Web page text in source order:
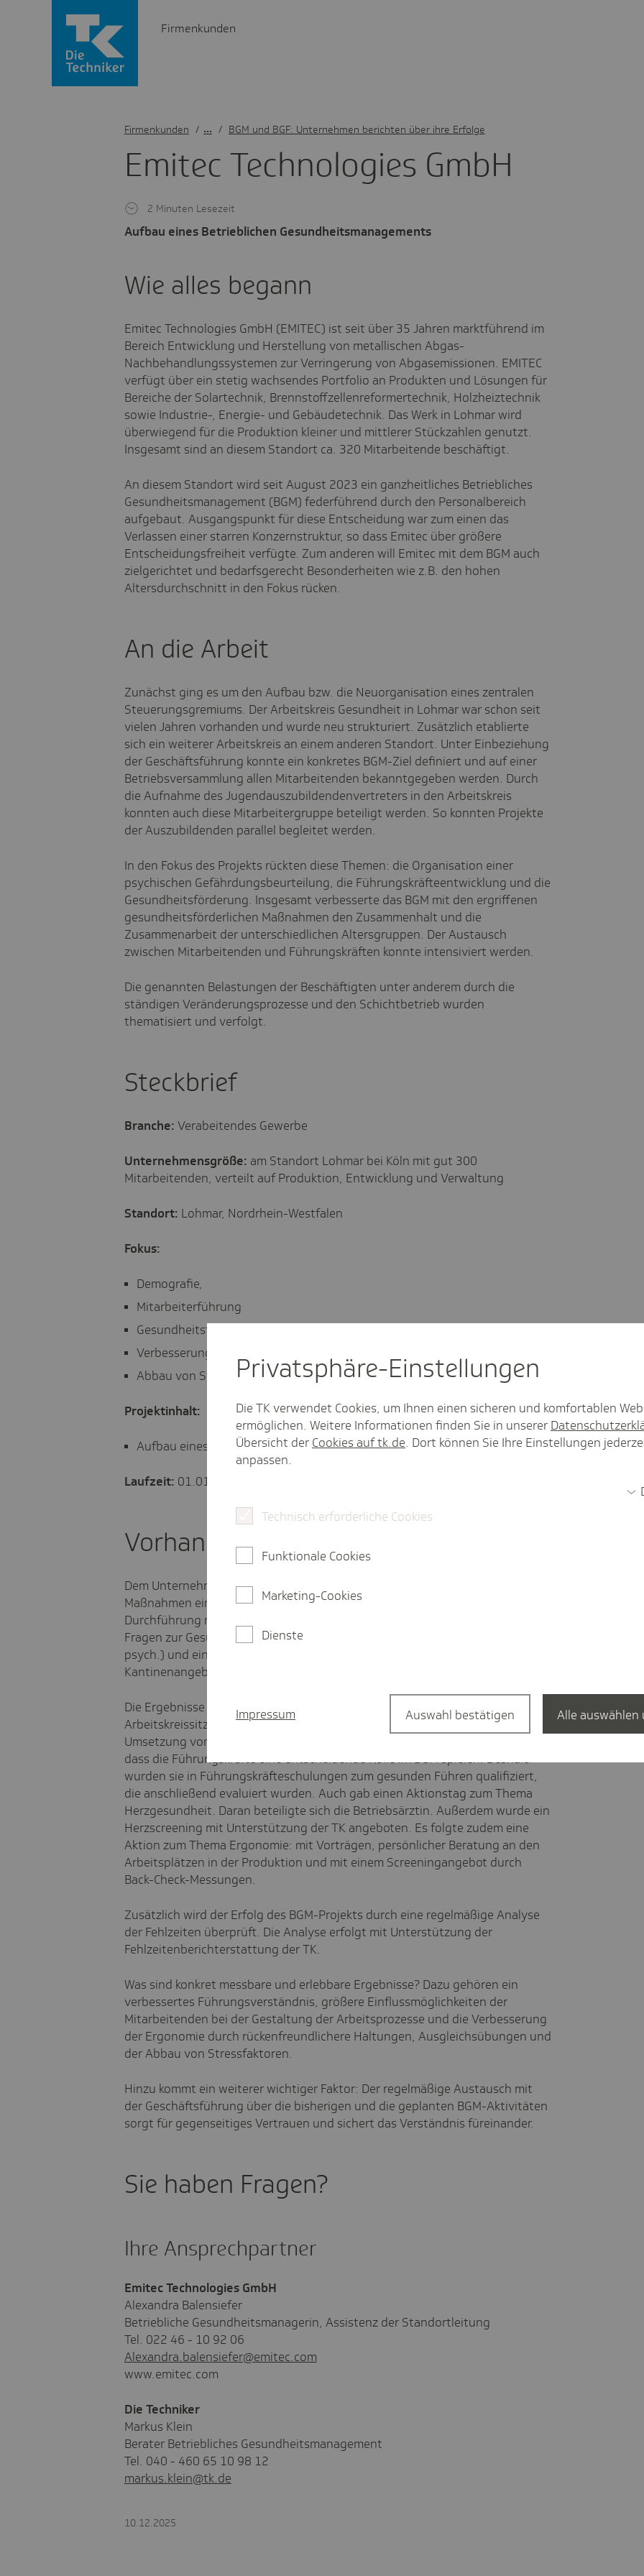
Firmenkunden
Emitec Tech­no­lo­gies GmbH
Aufbau eines Betrieblichen Gesundheitsmanagements
2 Minuten Lesezeit
Firmenkunden / BGM und BGF: Unternehmen berichten über ihre Erfolge
Wie alles begann
Emitec Technologies GmbH (EMITEC) ist seit über 35 Jahren marktführend im
Bereich Entwicklung und Herstellung von metallischen Abgas-
Nachbehandlungssystemen zur Verringerung von Abgasemissionen. EMITEC
verfügt über ein stetig wachsendes Portfolio an Produkten und Lösungen für
Bereiche der Solartechnik, Brennstoffzellenreformertechnik, Holzheiztechnik
sowie Industrie-, Energie- und Gebäudetechnik. Das Werk in Lohmar wird
überwiegend für die Produktion kleiner und mittlerer Stückzahlen genutzt.
Insgesamt sind an diesem Standort ca. 320 Mitarbeitende beschäftigt.
An diesem Standort wird seit August 2023 ein ganzheitliches Betriebliches
Gesundheitsmanagement (BGM) federführend durch den Personalbereich
aufgebaut. Ausgangspunkt für diese Entscheidung war zum einen das
Verlassen einer starren Konzernstruktur, so dass Emitec über größere
Entscheidungsfreiheit verfügte. Zum anderen will Emitec mit dem BGM auch
zielgerichtet und bedarfsgerecht Besonderheiten wie z.B. den hohen
Altersdurchschnitt in den Fokus rücken.
An die Arbeit
Zunächst ging es um den Aufbau bzw. die Neuorganisation eines zentralen
Steuerungsgremiums. Der Arbeitskreis Gesundheit in Lohmar war schon seit
vielen Jahren vorhanden und wurde neu strukturiert. Zusätzlich etablierte
sich ein weiterer Arbeitskreis an einem anderen Standort. Unter Einbeziehung
der Geschäftsführung konnte ein konkretes BGM-Ziel definiert und auf einer
Betriebsversammlung allen Mitarbeitenden bekanntgegeben werden. Durch
die Aufnahme des Jugendauszubildendenvertreters in den Arbeitskreis
konnten auch diese Mitarbeitergruppe beteiligt werden. So konnten Projekte
der Auszubildenden parallel begleitet werden.
In den Fokus des Projekts rückten diese Themen: die Organisation einer
psychischen Gefährdungsbeurteilung, die Führungskräfteentwicklung und die
Gesundheitsförderung. Insgesamt verbesserte das BGM mit den ergriffenen
gesundheitsförderlichen Maßnahmen den Zusammenhalt und die
Zusammenarbeit der unterschiedlichen Altersgruppen. Der Austausch
zwischen Mitarbeitenden und Führungskräften konnte intensiviert werden.
Die genannten Belastungen der Beschäftigten unter anderem durch die
ständigen Veränderungsprozesse und den Schichtbetrieb wurden
thematisiert und verfolgt.
Steckbrief
Branche: Verabeitendes Gewerbe
Unternehmensgröße: am Standort Lohmar bei Köln mit gut 300
Mitarbeitenden, verteilt auf Produktion, Entwicklung und Verwaltung
Standort: Lohmar, Nordrhein-Westfalen
Fokus:
Demografie,
Mitarbeiterführung
Gesundheitsförderung durch Gesundheitstage, Vorträge und Checkups,
Verbesserung der mentalen Gesundheit
Abbau von Stressfaktoren
Projektinhalt:
Aufbau eines BGM
Laufzeit: 01.01.2023 - 31.03.2025
Vorhang auf
Dem Unternehmen EMITEC ist es wichtig, dass alle ergriffenen BGM-
Maßnahmen eine fundierte Ausgangsbasis haben. Dazu gehörte die
Durchführung mitarbeiterorientierter Analyseworkshops mit konkreten
Fragen zur Gesundheits- und Belastungssituation der Beschäftigten (GB
psych.) und eine Kurzbefragung der Belegschaft zum vorhandenen
Kantinenangebot.
Die Ergebnisse der Analyseworkshops wurden in den regelmäßigen
Arbeitskreissitzungen besprochen und bildeten die Ausgangsbasis für die
Umsetzung von konkreten Maßnahmen. Zusätzlich wurde schnell erkannt,
dass die Führungskräfte eine entscheidende Rolle im BGM spielen. Deshalb
wurden sie in Führungskräfteschulungen zum gesunden Führen qualifiziert,
die anschließend evaluiert wurden. Auch gab einen Aktionstag zum Thema
Herzgesundheit. Daran beteiligte sich die Betriebsärztin. Außerdem wurde ein
Herzscreening mit Unterstützung der TK angeboten. Es folgte zudem eine
Aktion zum Thema Ergonomie: mit Vorträgen, persönlicher Beratung an den
Arbeitsplätzen in der Produktion und mit einem Screeningangebot durch
Back-Check-Messungen.
Zusätzlich wird der Erfolg des BGM-Projekts durch eine regelmäßige Analyse
der Fehlzeiten überprüft. Die Analyse erfolgt mit Unterstützung der
Fehlzeitenberichterstattung der TK.
Was sind konkret messbare und erlebbare Ergebnisse? Dazu gehören ein
verbessertes Führungsverständnis, größere Einflussmöglichkeiten der
Mitarbeitenden bei der Gestaltung der Arbeitsprozesse und die Verbesserung
der Ergonomie durch rückenfreundlichere Haltungen, Ausgleichsübungen und
der Abbau von Stressfaktoren.
Hinzu kommt ein weiterer wichtiger Faktor: Der regelmäßige Austausch mit
der Geschäftsführung über die bisherigen und die geplanten BGM-Aktivitäten
sorgt für gegenseitiges Vertrauen und sichert das Verständnis füreinander.
Sie haben Fragen?
Ihre Ansprechpartner
Emitec Technologies GmbH
Alexandra Balensiefer
Betriebliche Gesundheitsmanagerin, Assistenz der Standortleitung
Tel. 022 46 - 10 92 06
Alexandra.balensiefer@emitec.com
www.emitec.com
Die Techniker
Markus Klein
Berater Betriebliches Gesundheitsmanagement
Tel. 040 - 460 65 10 98 12
markus.klein@tk.de
10.12.2025
Privat­sphäre-Einstel­lungen
Die TK verwendet Cookies, um Ihnen einen sicheren und komfortablen
ermöglichen. Weitere Informationen finden Sie in unserer
Übersicht der Cookies auf tk.de. Dort können Sie Ihre Einstellungen
anpassen.
Technisch erforderliche Cookies
Funktionale Cookies
Marketing-Cookies
Dienste
Impressum Auswahl bestätigen Alle auswählen